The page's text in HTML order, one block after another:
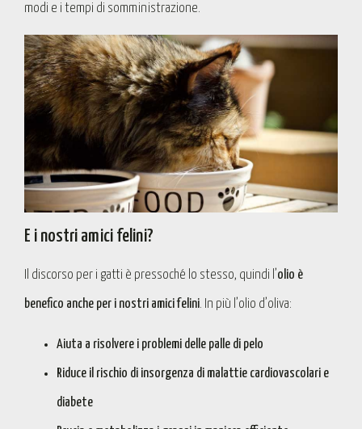
modi e i tempi di somministrazione.
E i nostri amici felini?
Il discorso per i gatti è pressoché lo stesso, quindi l’olio è
benefico anche per i nostri amici felini. In più l’olio d’oliva:
Aiuta a risolvere i problemi delle palle di pelo
Riduce il rischio di insorgenza di malattie cardiovascolari e
diabete